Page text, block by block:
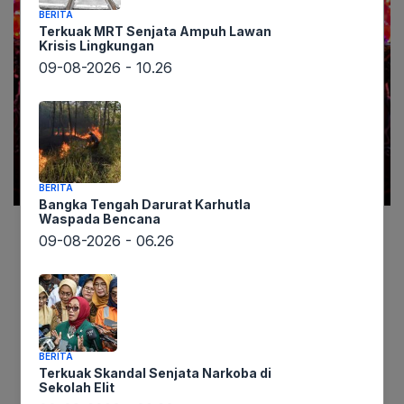
Lintaswarta.co.id – Dalam lembaran sejarah
bisa dilepaskan dari salah satu pelayaran paling
fenomenal di abad ke-15. Ekspedisi samudra
Dinasti Ming yang dipimpinnya bukan sekadar
penjelajahan geografis, melainkan sebuah
jembatan peradaban yang secara signifikan
BERITA
Terkuak MRT Senjata Ampuh Lawan
Krisis Lingkungan
09-08-2026 - 10.26
BERITA
Bangka Tengah Darurat Karhutla
Waspada Bencana
09-08-2026 - 06.26
BERITA
Terkuak Skandal Senjata Narkoba di
Sekolah Elit